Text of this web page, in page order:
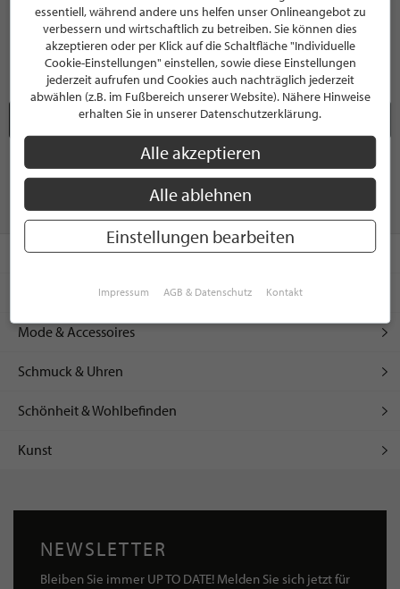
Wohnwand mit Lowboard
1.499,00 €
154,90 €
Seite 7 / 13
UNSERE SHOPPINGBEREICHE
Leben & Wohnen
Freizeit & Sport
Mode & Accessoires
Schmuck & Uhren
Schönheit & Wohlbefinden
Kunst
NEWSLETTER
Bleiben Sie immer UP TO DATE! Melden Sie sich jetzt für
essentiell, während andere uns helfen unser Onlineangebot zu
verbessern und wirtschaftlich zu betreiben. Sie können dies
akzeptieren oder per Klick auf die Schaltfläche "Individuelle
Cookie-Einstellungen" einstellen, sowie diese Einstellungen
jederzeit aufrufen und Cookies auch nachträglich jederzeit
abwählen (z.B. im Fußbereich unserer Website). Nähere Hinweise
erhalten Sie in unserer Datenschutzerklärung.
Alle akzeptieren
Alle ablehnen
Einstellungen bearbeiten
Impressum AGB & Datenschutz Kontakt